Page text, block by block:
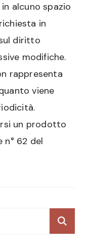
alcuno spazio
in
diritto
modifiche.
rappresenta
viene
un prodotto
n° 62 del